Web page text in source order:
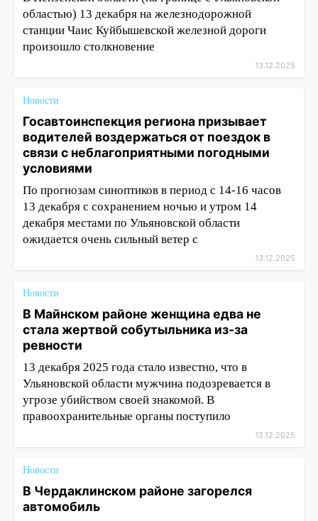
областью) 13 декабря на железнодорожной
станции Чаис Куйбышевской железной дороги
произошло столкновение
13.12.2025
Новости
Госавтоинспекция региона призывает
водителей воздержаться от поездок в
связи с неблагоприятными погодными
условиями
По прогнозам синоптиков в период с 14-16 часов
13 декабря с сохранением ночью и утром 14
декабря местами по Ульяновской области
ожидается очень сильный ветер с
13.12.2025
Новости
В Майнском районе женщина едва не
стала жертвой собутыльника из-за
ревности
13 декабря 2025 года стало известно, что в
Ульяновской области мужчина подозревается в
угрозе убийством своей знакомой. В
правоохранительные органы поступило
13.12.2025
Новости
В Чердаклинском районе загорелся
автомобиль